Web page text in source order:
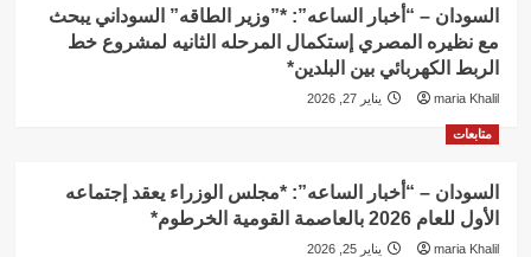
السودان – “أخبار الساعه”: *”وزير الطاقه” السوداني يبحث
مع نظيره المصري إستكمال المرحله الثانيه لمشروع خط
الربط الكهربائي بين البلدين*
maria Khalil يناير 27, 2026
متابعات
السودان – “أخبار الساعه”: *مجلس الوزراء يعقد إجتماعه
الأول للعام 2026 بالعاصمة القومية الخرطوم*
maria Khalil يناير 25, 2026